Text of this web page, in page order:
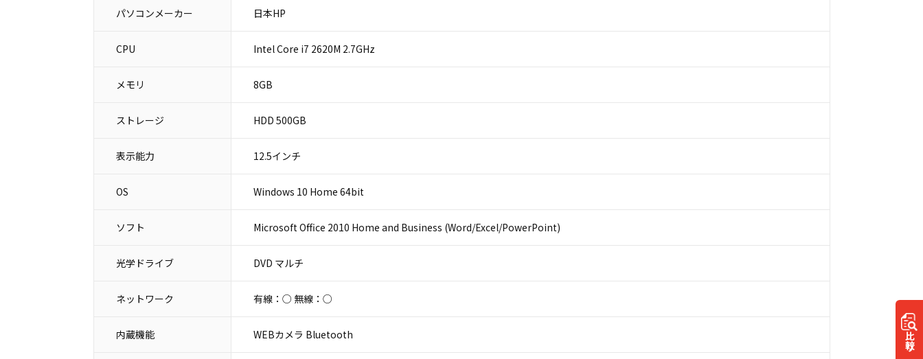
比較
パソコンメーカー 日本HP
CPU Intel Core i7 2620M 2.7GHz
メモリ 8GB
ストレージ HDD 500GB
表示能力 12.5インチ
OS Windows 10 Home 64bit
ソフト Microsoft Office 2010 Home and Business (Word/Excel/PowerPoint)
光学ドライブ DVD マルチ
ネットワーク 有線：○ 無線：○
内蔵機能 WEBカメラ Bluetooth